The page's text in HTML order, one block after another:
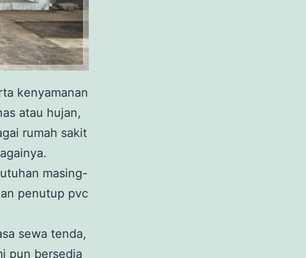
kenyamanan
atau hujan,
rumah sakit
masing-
penutup pvc
sewa tenda,
pun bersedia